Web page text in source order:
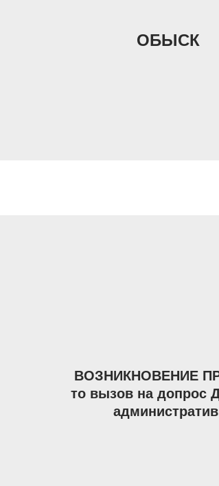
ОБЫСК
ВОЗНИКНОВЕНИЕ
то вызов на допрос